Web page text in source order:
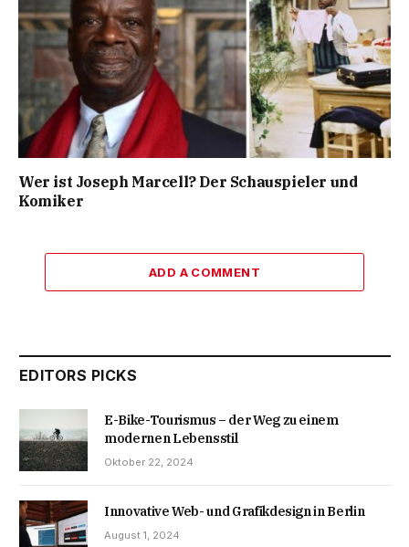
Wer ist Joseph Marcell? Der Schauspieler und
Komiker
ADD A COMMENT
EDITORS PICKS
E-Bike-Tourismus – der Weg zu einem
modernen Lebensstil
Oktober 22, 2024
Innovative Web- und Grafikdesign in Berlin
August 1, 2024